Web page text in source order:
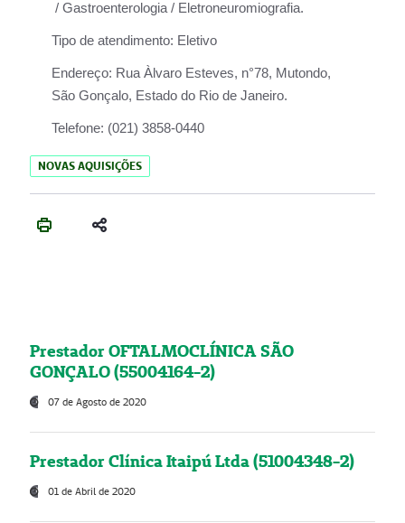
/ Gastroenterologia / Eletroneuromiografia.
Tipo de atendimento: Eletivo
Endereço: Rua Àlvaro Esteves, n°78, Mutondo,
São Gonçalo, Estado do Rio de Janeiro.
Telefone: (021) 3858-0440
NOVAS AQUISIÇÕES
Prestador OFTALMOCLÍNICA SÃO
GONÇALO (55004164-2)
07 de Agosto de 2020
Prestador Clínica Itaipú Ltda (51004348-2)
01 de Abril de 2020